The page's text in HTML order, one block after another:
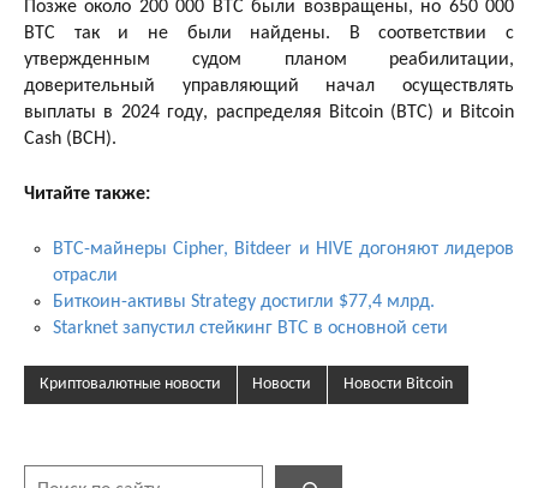
Позже около 200 000 BTC были возвращены, но 650 000
BTC так и не были найдены. В соответствии с
утвержденным судом планом реабилитации,
доверительный управляющий начал осуществлять
выплаты в 2024 году, распределяя Bitcoin (BTC) и Bitcoin
Cash (BCH).
Читайте также:
BTC-майнеры Cipher, Bitdeer и HIVE догоняют лидеров
отрасли
Биткоин-активы Strategy достигли $77,4 млрд.
Starknet запустил стейкинг BTC в основной сети
Криптовалютные новости Новости Новости Bitcoin